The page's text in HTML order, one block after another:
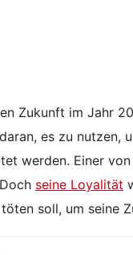
Zukunft im Jahr
es zu nutzen,
werden. Einer
seine Loyalität
soll, um seine